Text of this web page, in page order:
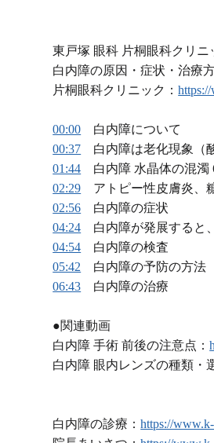
東戸塚 眼科 片桐眼科クリニ
白内障の原因・症状・治療
片桐眼科クリニック：
00:00
白内障について
00:37
白内障は老化現象（
01:44
白内障 水晶体の混濁
02:29
アトピー性皮膚炎、
02:56
白内障の症状
04:24
白内障が発展すると
04:54
白内障の検査
05:42
白内障の予防の方法
06:43
白内障の治療
●関連動画
白内障 手術 前後の注意点：
白内障 眼内レンズの種類・
白内障の診療：https://